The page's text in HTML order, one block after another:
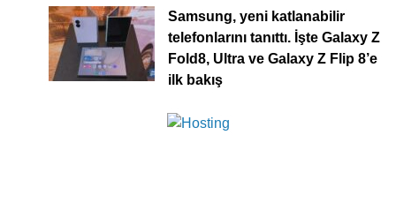
Samsung, yeni katlanabilir
telefonlarını tanıttı. İşte Galaxy Z
Fold8, Ultra ve Galaxy Z Flip 8’e
ilk bakış